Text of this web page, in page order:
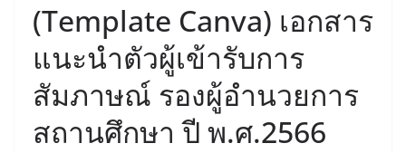
(Template Canva) เอกสาร
แนะนำตัวผู้เข้ารับการ
สัมภาษณ์ รองผู้อำนวยการ
สถานศึกษา ปี พ.ศ.2566